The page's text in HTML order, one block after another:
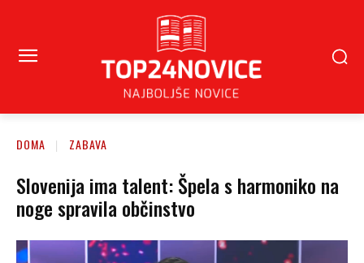
DOMA ZABAVA
Slovenija ima talent: Špela s harmoniko na
noge spravila občinstvo